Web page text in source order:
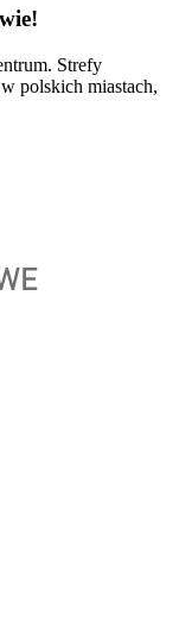
Strefy
polskich miastach,